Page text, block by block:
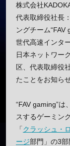
株式会社
代表取締役社長
ングチーム
世代高速インタ
日本ネットワー
区、代表取締役
たことをお知ら
“FAV gaming”は
スするゲーミン
「クラッシュ・
ージ部門」の3